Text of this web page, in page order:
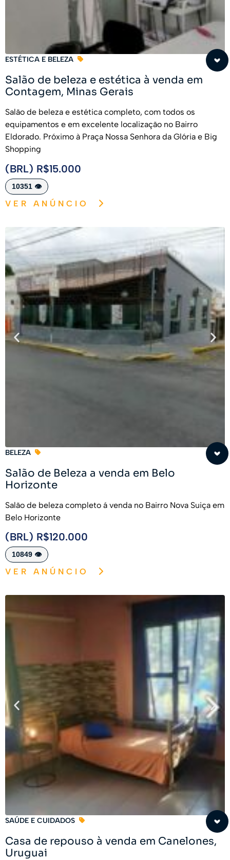
ESTÉTICA E BELEZA
Salão de beleza e estética à venda em
Contagem, Minas Gerais
Salão de beleza e estética completo, com todos os
equipamentos e em excelente localização no Bairro
Eldorado. Próximo à Praça Nossa Senhora da Glória e Big
Shopping
(BRL) R$15.000
10351 👁️
VER ANÚNCIO
BELEZA
Salão de Beleza a venda em Belo
Horizonte
Salão de beleza completo á venda no Bairro Nova Suiça em
Belo Horizonte
(BRL) R$120.000
10849 👁️
VER ANÚNCIO
SAÚDE E CUIDADOS
Casa de repouso à venda em Canelones,
Uruguai